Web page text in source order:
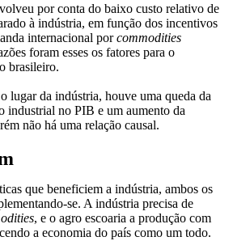
por conta do baixo custo relativo de
à indústria, em função dos incentivos
internacional porcommodities
foram esses os fatores para o
brasileiro.
lugar da indústria, houve uma queda da
industrial no PIB e um aumento da
não há uma relação causal.
que beneficiem a indústria, ambos os
se. A indústria precisa de
, e o agro escoaria a produção com
a economia do país como um todo.